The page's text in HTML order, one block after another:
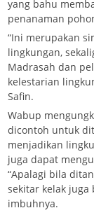
yang bahu
penanaman
“Ini merupakan
lingkungan,
Madrasah dan
kelestarian
Safin.
Wabup
dicontoh untuk
menjadikan
juga dapat
“Apalagi bila
sekitar kelak juga
imbuhnya.